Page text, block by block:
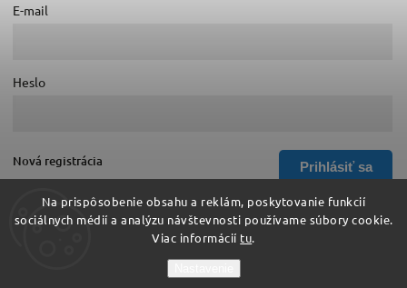
Na prispôsobenie obsahu a reklám, poskytovanie funkcií
sociálnych médií a analýzu návštevnosti používame súbory cookie.
Viac informácií tu.
E-mail
Heslo
Prihlásiť sa
Nová registrácia
Zabudnuté heslo
Hurá do školy. Všetky práva vyhradené.